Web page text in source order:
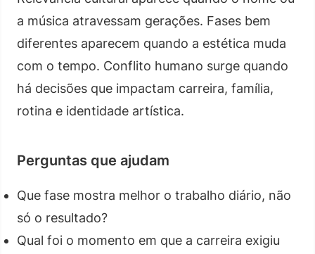
a música atravessam gerações. Fases bem
diferentes aparecem quando a estética muda
com o tempo. Conflito humano surge quando
há decisões que impactam carreira, família,
rotina e identidade artística.
Perguntas que ajudam
Que fase mostra melhor o trabalho diário, não
só o resultado?
Qual foi o momento em que a carreira exigiu